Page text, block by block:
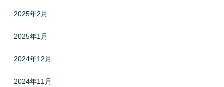
2025年2月
2025年1月
2024年12月
2024年11月